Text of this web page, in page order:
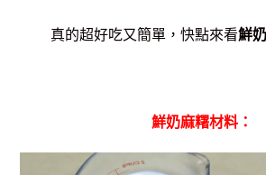
真的超好吃又簡單，快點來看鮮
鮮奶麻糬材料：